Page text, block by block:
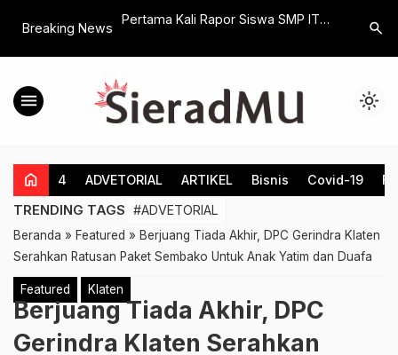
Breaking News
di Pati
Pertama Kali Rapor Siswa SMP IT
Hari, Wali Tidak Keberatan
Milad
Keutuhan
search
menu light_mode
home 4 ADVETORIAL ARTIKEL Bisnis Covid-19
TRENDING TAGS #ADVETORIAL
Beranda » Featured » Berjuang Tiada Akhir, DPC Gerindra Klaten
Serahkan Ratusan Paket Sembako Untuk Anak Yatim dan Duafa
Featured Klaten
Berjuang Tiada Akhir, DPC
Gerindra Klaten Serahkan